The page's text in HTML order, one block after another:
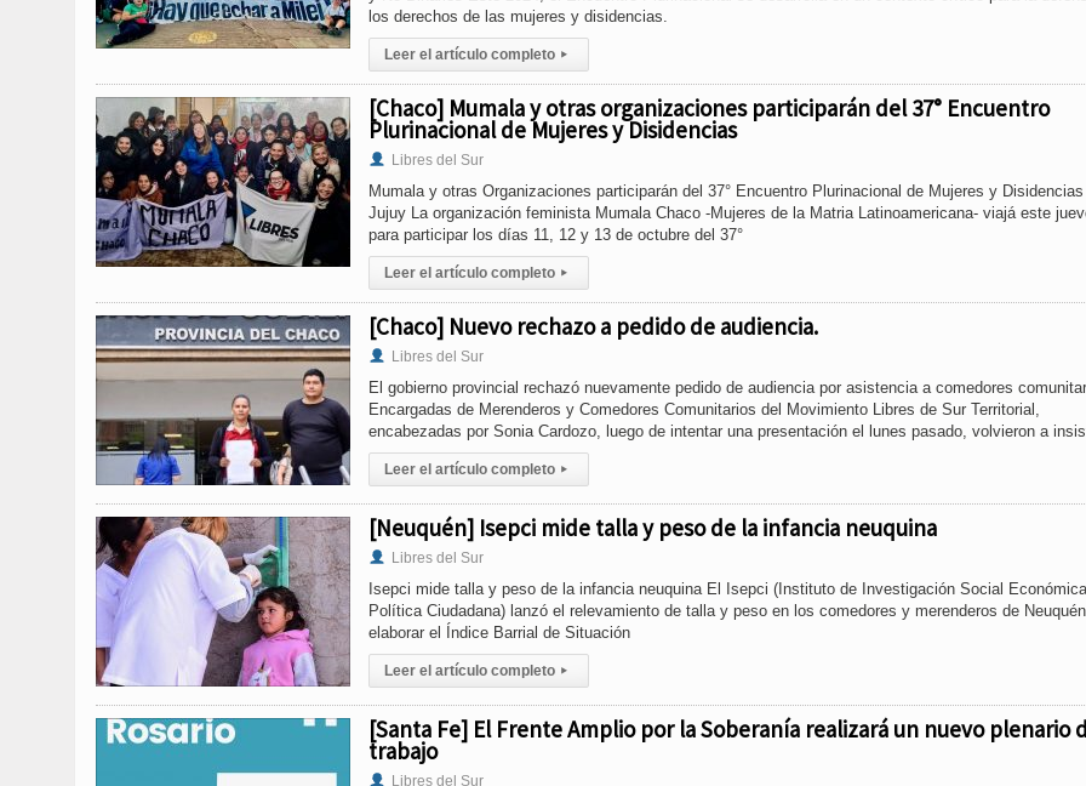
los derechos de las mujeres y disidencias.
Leer el artículo completo ▸
[Chaco] Mumala y otras organizaciones participarán del 37° Encuentro
Plurinacional de Mujeres y Disidencias
Libres del Sur
Mumala y otras Organizaciones participarán del 37° Encuentro Plurinacional de Mujeres y
Jujuy La organización feminista Mumala Chaco -Mujeres de la Matria Latinoamericana- viajá este
para participar los días 11, 12 y 13 de octubre del 37°
Leer el artículo completo ▸
[Chaco] Nuevo rechazo a pedido de audiencia.
Libres del Sur
El gobierno provincial rechazó nuevamente pedido de audiencia por asistencia a comedores
Encargadas de Merenderos y Comedores Comunitarios del Movimiento Libres de Sur Territorial,
encabezadas por Sonia Cardozo, luego de intentar una presentación el lunes pasado, volvieron a
Leer el artículo completo ▸
[Neuquén] Isepci mide talla y peso de la infancia neuquina
Libres del Sur
Isepci mide talla y peso de la infancia neuquina El Isepci (Instituto de Investigación Social
Política Ciudadana) lanzó el relevamiento de talla y peso en los comedores y merenderos de
elaborar el Índice Barrial de Situación
Leer el artículo completo ▸
[Santa Fe] El Frente Amplio por la Soberanía realizará un nuevo plenario
trabajo
Libres del Sur